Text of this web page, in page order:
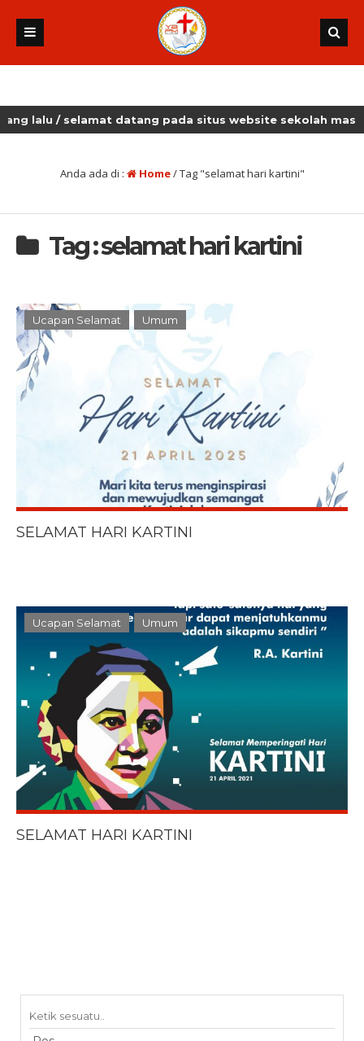
/ selamat datang pada situs website sekolah masehi
Anda ada di : Home/Tag "selamat hari kartini"
Tag : selamat hari kartini
Ucapan Selamat Umum
SELAMAT HARI KARTINI
Ucapan Selamat Umum
SELAMAT HARI KARTINI